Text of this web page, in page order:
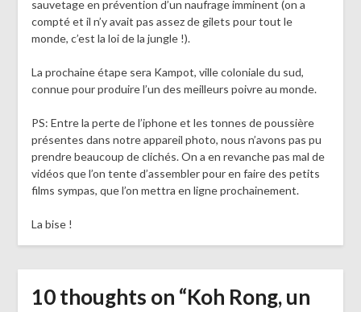
sauvetage en prévention d’un naufrage imminent (on a
compté et il n’y avait pas assez de gilets pour tout le
monde, c’est la loi de la jungle !).
La prochaine étape sera Kampot, ville coloniale du sud,
connue pour produire l’un des meilleurs poivre au monde.
PS: Entre la perte de l’iphone et les tonnes de poussière
présentes dans notre appareil photo, nous n’avons pas pu
prendre beaucoup de clichés. On a en revanche pas mal de
vidéos que l’on tente d’assembler pour en faire des petits
films sympas, que l’on mettra en ligne prochainement.
La bise !
10 thoughts on “Koh Rong, un